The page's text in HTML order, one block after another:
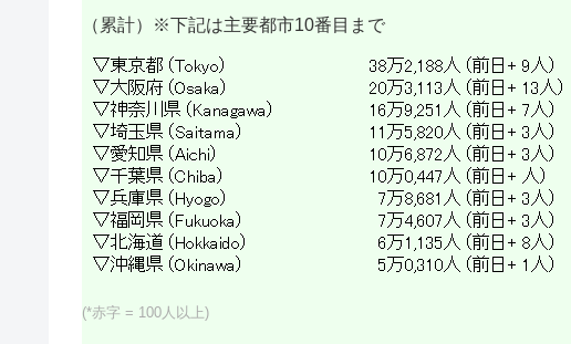
（累計）※下記は主要都市10番目まで
(*赤字 = 100人以上)